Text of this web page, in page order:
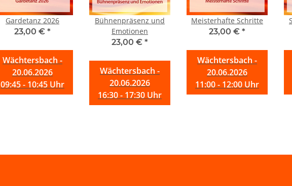
Gardetanz 2026
23,00 € *
Wächtersbach -
20.06.2026
09:45 - 10:45 Uhr
Bühnenpräsenz und
Emotionen
23,00 € *
Wächtersbach -
20.06.2026
16:30 - 17:30 Uhr
Meisterhafte Schritte
23,00 € *
Wächtersbach -
20.06.2026
11:00 - 12:00 Uhr